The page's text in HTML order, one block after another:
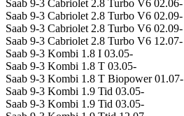
Saab 9-3 Cabriolet 2.8 Turbo V6 02.06-
Saab 9-3 Cabriolet 2.8 Turbo V6 02.09-
Saab 9-3 Cabriolet 2.8 Turbo V6 02.09-
Saab 9-3 Cabriolet 2.8 Turbo V6 12.07-
Saab 9-3 Kombi 1.8 I 03.05-
Saab 9-3 Kombi 1.8 T 03.05-
Saab 9-3 Kombi 1.8 T Biopower 01.07-
Saab 9-3 Kombi 1.9 Tid 03.05-
Saab 9-3 Kombi 1.9 Tid 03.05-